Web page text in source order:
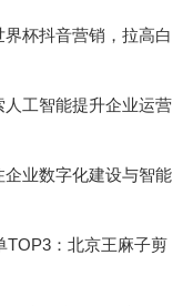
杯抖音营销，拉高白
工智能提升企业运营
业数字化建设与智能
TOP3：北京王麻子剪